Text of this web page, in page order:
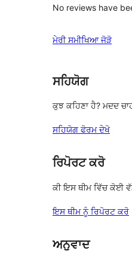
No reviews have
ਮੇਰੀ ਸਮੀਖਿਆ ਜੋੜੋ
ਸਹਿਯੋਗ
ਕੁਝ ਕਹਿਣਾ ਹੈ? ਮਦਦ
ਸਹਿਯੋਗ ਫੋਰਮ ਦੇਖੋ
ਰਿਪੋਰਟ ਕਰੋ
ਕੀ ਇਸ ਥੀਮ ਵਿੱਚ ਕੋਈ
ਇਸ ਥੀਮ ਨੂੰ ਰਿਪੋਰਟ ਕਰੋ
ਅਨੁਵਾਦ